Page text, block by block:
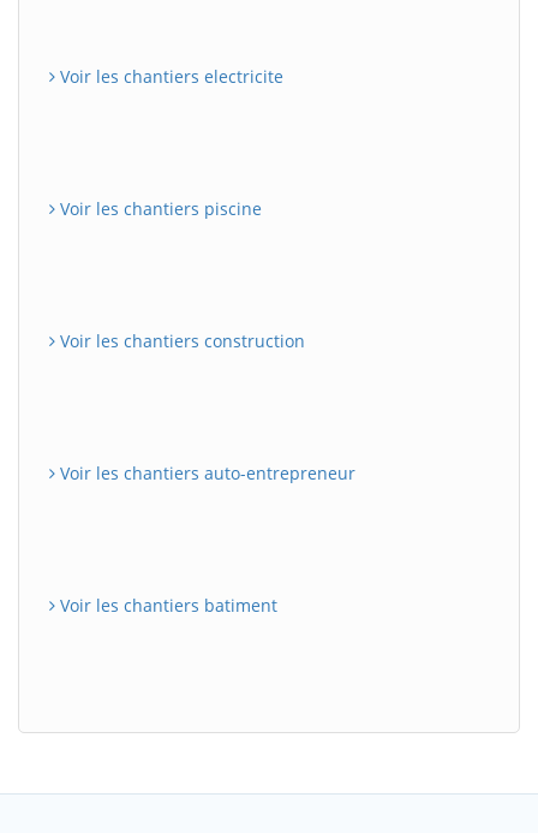
Voir les chantiers electricite
Voir les chantiers piscine
Voir les chantiers construction
Voir les chantiers auto-entrepreneur
Voir les chantiers batiment